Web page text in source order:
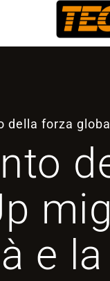
della forza
e